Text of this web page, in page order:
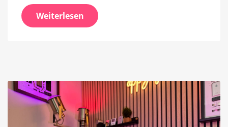
Weiterlesen